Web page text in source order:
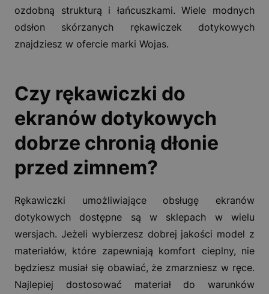
ozdobną strukturą i łańcuszkami. Wiele modnych
odsłon skórzanych rękawiczek dotykowych
znajdziesz w ofercie marki Wojas.
Czy rękawiczki do
ekranów dotykowych
dobrze chronią dłonie
przed zimnem?
Rękawiczki umożliwiające obsługę ekranów
dotykowych dostępne są w sklepach w wielu
wersjach. Jeżeli wybierzesz dobrej jakości model z
materiałów, które zapewniają komfort cieplny, nie
będziesz musiał się obawiać, że zmarzniesz w ręce.
Najlepiej dostosować materiał do warunków